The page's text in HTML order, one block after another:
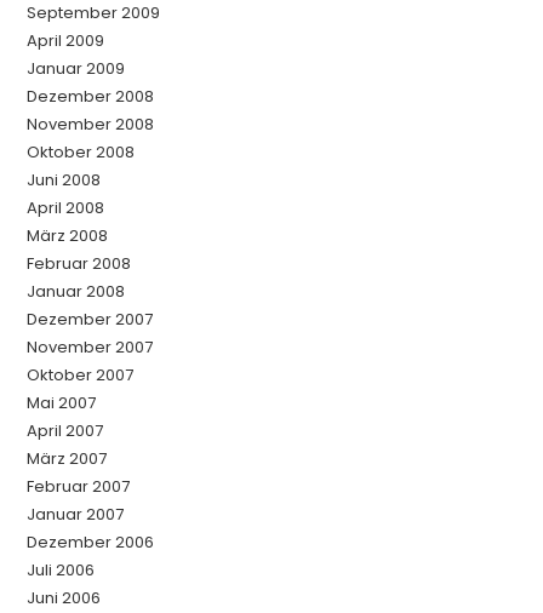
September 2009
April 2009
Januar 2009
Dezember 2008
November 2008
Oktober 2008
Juni 2008
April 2008
März 2008
Februar 2008
Januar 2008
Dezember 2007
November 2007
Oktober 2007
Mai 2007
April 2007
März 2007
Februar 2007
Januar 2007
Dezember 2006
Juli 2006
Juni 2006